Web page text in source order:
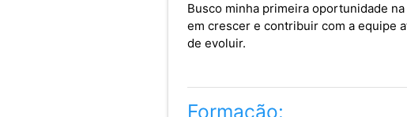
Busco minha primeira oportunidade
em crescer e contribuir com a equipe
de evoluir.
Formação: